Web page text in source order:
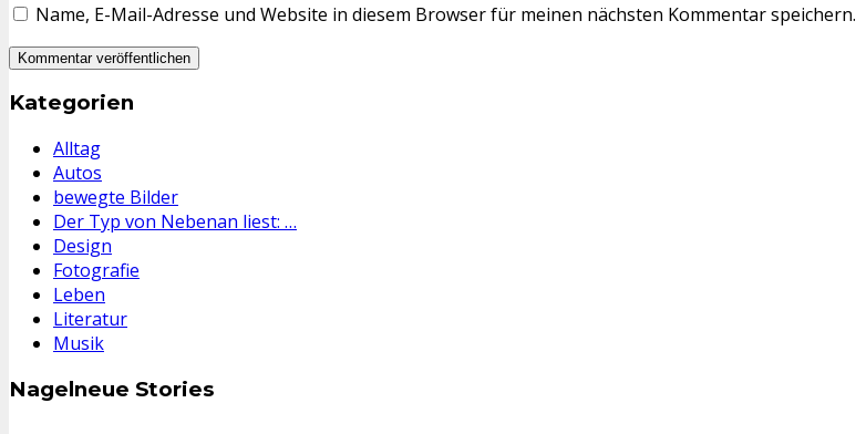
Name, E-Mail-Adresse und Website in diesem Browser für meinen nächsten Kommentar speichern.
Kategorien
Alltag
Autos
bewegte Bilder
Der Typ von Nebenan liest: …
Design
Fotografie
Leben
Literatur
Musik
Nagelneue Stories